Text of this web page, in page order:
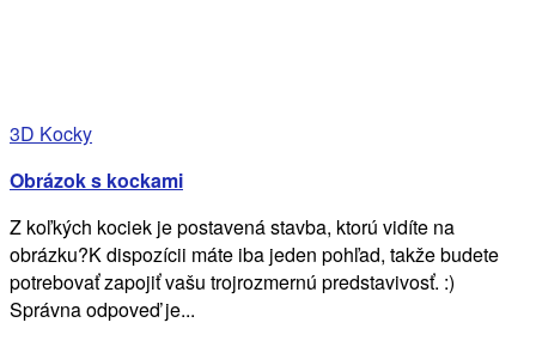
3D Kocky
Obrázok s kockami
Z koľkých kociek je postavená stavba, ktorú vidíte na
obrázku?K dispozícii máte iba jeden pohľad, takže budete
potrebovať zapojiť vašu trojrozmernú predstavivosť. :)
Správna odpoveď je...